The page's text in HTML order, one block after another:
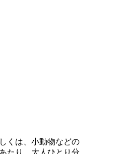
くは、小動物などの